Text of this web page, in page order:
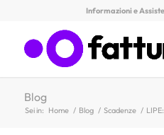
Informazioni e
Blog
Sei in: Home / Blog / Scadenze /